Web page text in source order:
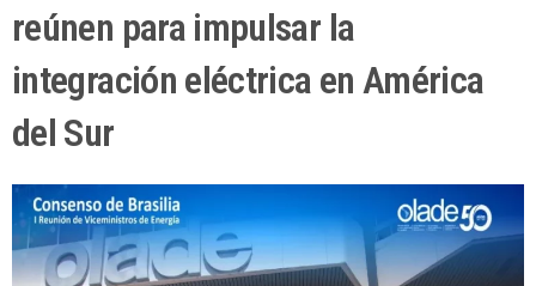
reúnen para impulsar la
integración eléctrica en América
del Sur